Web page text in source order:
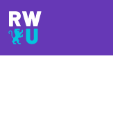
Direkt zum Inhalt
Direkt zur
Direkt zum Fußbereich